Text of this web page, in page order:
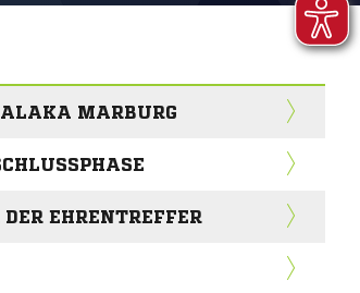
MARBURG
EHRENTREFFER